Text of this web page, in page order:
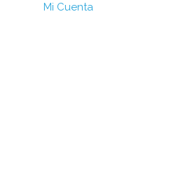
Mi Cuenta